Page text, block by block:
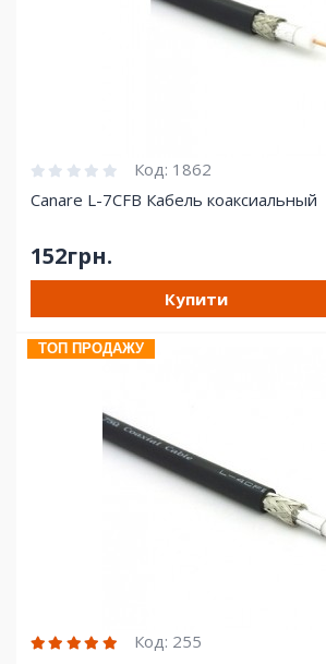
Код: 1862
Canare L-7CFB Кабель коаксиальный
152грн.
Купити
ТОП ПРОДАЖУ
Код: 255